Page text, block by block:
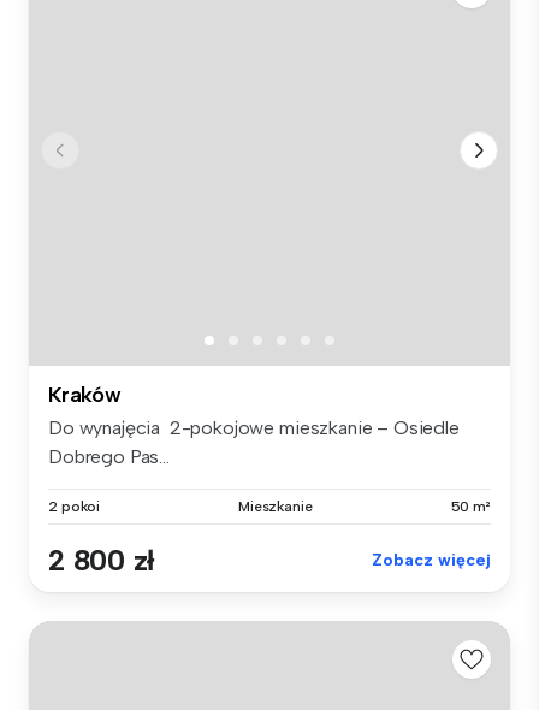
Kraków
Do wynajęcia 2-pokojowe mieszkanie – Osiedle
Dobrego Pas...
2 pokoi Mieszkanie 50 m²
2 800 zł Zobacz więcej